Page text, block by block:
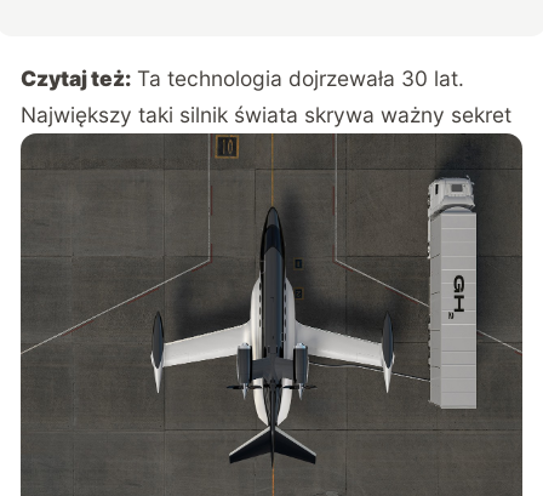
Czytaj też: Ta technologia dojrzewała 30 lat.
Największy taki silnik świata skrywa ważny sekret